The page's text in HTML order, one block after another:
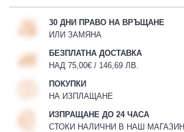
30 ДНИ ПРАВО НА ВРЪЩАНЕ
ИЛИ ЗАМЯНА
БЕЗПЛАТНА ДОСТАВКА
НАД 75,00€ / 146,69 ЛВ.
ПОКУПКИ
НА ИЗПЛАЩАНЕ
ИЗПРАЩАНЕ ДО 24 ЧАСА
СТОКИ НАЛИЧНИ В НАШ МАГАЗИН